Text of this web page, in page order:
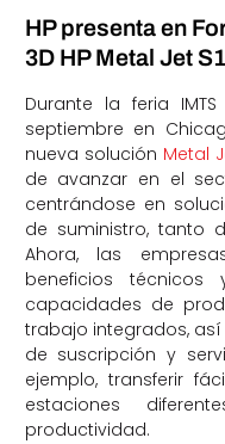
HP presenta en
3D HP Metal Jet
Durante la feria
septiembre en
nueva solución Metal
de avanzar en el
centrándose en
de suministro, tanto
Ahora, las
beneficios
capacidades de
trabajo integrados,
de suscripción y
ejemplo, transferir
estaciones
productividad.